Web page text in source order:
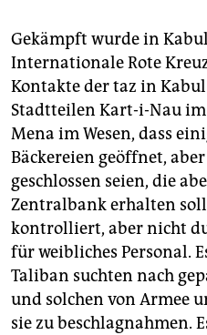
Gekämpft wurde in
Internationale Rote
Kontakte der taz in
Stadtteilen Kart-i-Nau im
Mena im Wesen, dass
Bäckereien geöffnet,
geschlossen seien, die
Zentralbank erhalten
kontrolliert, aber nicht
für weibliches Personal.
Taliban suchten nach
und solchen von Armee
sie zu beschlagnahmen.